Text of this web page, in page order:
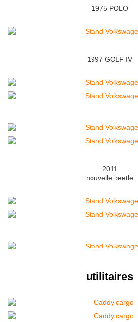
1975 POLO
1997 GOLF IV
2011
nouvelle beetle
utilitaires